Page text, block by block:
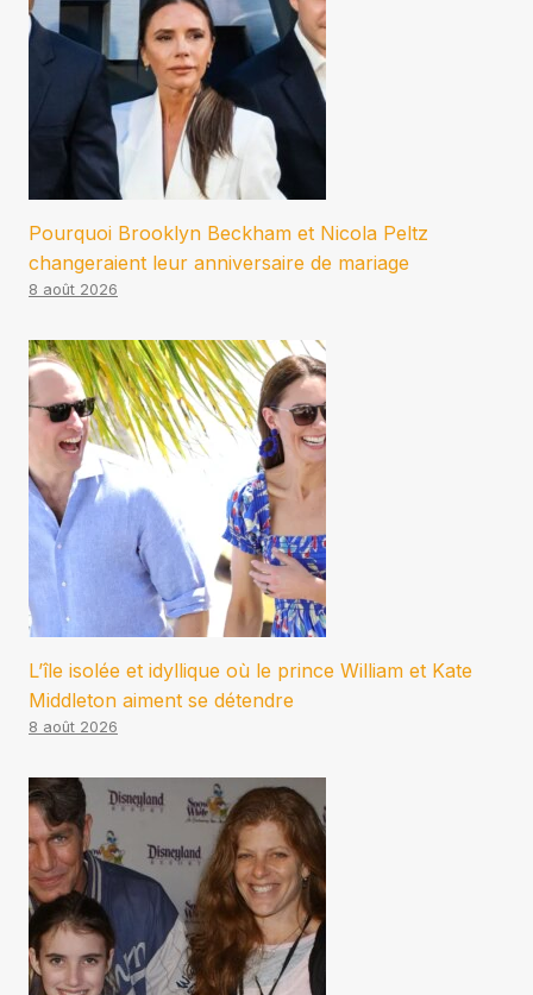
Pourquoi Brooklyn Beckham et Nicola Peltz
changeraient leur anniversaire de mariage
8 août 2026
L’île isolée et idyllique où le prince William et Kate
Middleton aiment se détendre
8 août 2026